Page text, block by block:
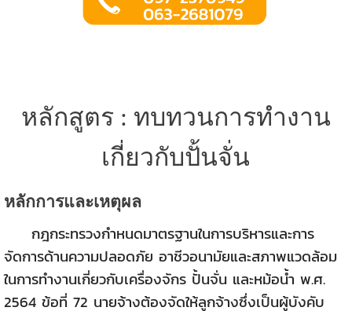
หลักสูตร : ทบทวนการทำงาน
เกี่ยวกับปั้นจั่น
หลักการและเหตุผล
กฎกระทรวงกำหนดมาตรฐานในการบริหารและการ
จัดการด้านความปลอดภัย อาชีวอนามัยและสภาพแวดล้อม
ในการทำงานเกี่ยวกับเครื่องจักร ปั้นจั่น และหม้อน้ำ พ.ศ.
2564 ข้อที่ 72 นายจ้างต้องจัดให้ลูกจ้างซึ่งเป็นผู้บังคับ